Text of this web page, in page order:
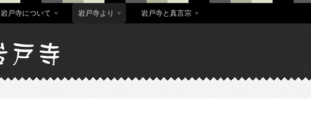
岩戸寺について 岩戸寺より 岩戸寺と真言宗